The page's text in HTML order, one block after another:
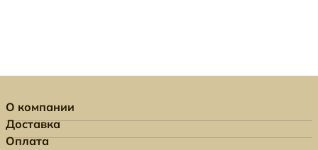
О компании
Доставка
Оплата